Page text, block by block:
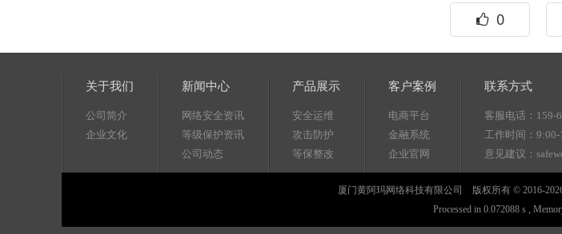
0
关于我们
公司简介
企业文化
新闻中心
网络安全资讯
等级保护资讯
公司动态
产品展示
安全运维
攻击防护
等保整改
客户案例
电商平台
金融系统
企业官网
联系方式
客服电话：159-
工作时间：
意见建议：
厦门黄阿玛网络科技有限公司 版权所有 © 2016-
Processed in 0.072088 s ,